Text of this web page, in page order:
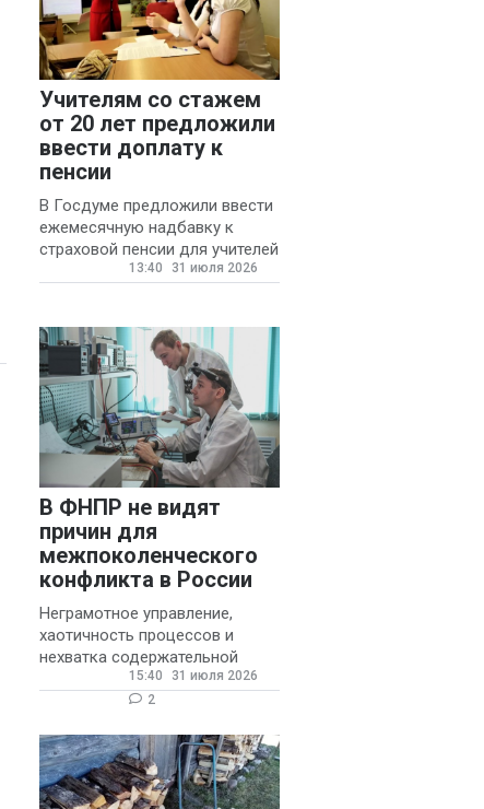
Учителям со стажем
от 20 лет предложили
ввести доплату к
пенсии
В Госдуме предложили ввести
ежемесячную надбавку к
страховой пенсии для учителей
государственных и
13:40 31 июля 2026
В ФНПР не видят
причин для
межпоколенческого
конфликта в России
Неграмотное управление,
хаотичность процессов и
нехватка содержательной
обратной связи от
руководителя являются
конфликтов и раздражения в
15:40
31 июля 2026
2